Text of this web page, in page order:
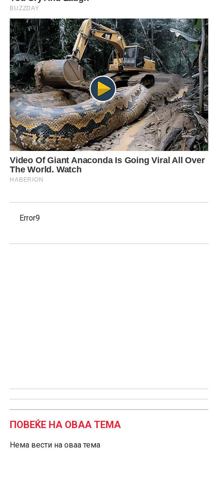
Error9
ПОВЕЌЕ НА ОВАА ТЕМА
Нема вести на оваа тема